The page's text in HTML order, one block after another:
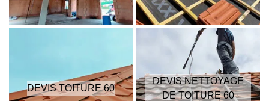
DEVIS TOITURE 60
DEVIS NETTOYAGE
DE TOITURE 60